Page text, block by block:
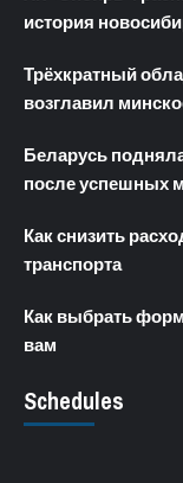
история
Трёхкратный
возглавил
Беларусь
после успешных
Как снизить
транспорта
Как выбрать
вам
Schedules